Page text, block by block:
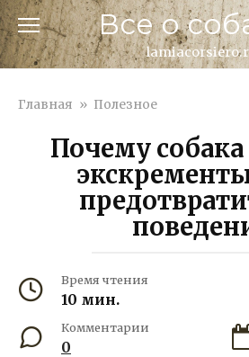
Перейти
к
контенту
Все о
Главная » Полезное
Почему собака
Время чтения
10 мин.
Комментарии
0